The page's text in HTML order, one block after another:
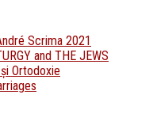
Scrima 2021
and THE JEWS
Ortodoxie